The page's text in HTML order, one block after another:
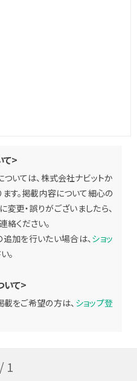
て>
ついては、株式会社ナビットか
す。掲載内容について細心の
変更・誤りがございましたら、
絡ください。
加を行いたい場合は、ショッ
。
いて>
をご希望の方は、 ショップ登
1